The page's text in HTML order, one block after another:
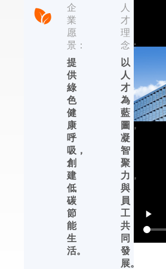
等一體化服務的綜合
性有限公司，位于國
內著名的輕工業制造
基地——杭州，依托
于近年來杭州的國家
信息化試點城市、電
子商務試點城市、集
成電路設計產業化基
地的發展優勢，在除
濕機、加濕器、恒溫
恒濕機及轉輪除濕機
等產品的性能提升、
產品完善、生產管理
等方面，都有領先行
業的發展優勢。
杭州川田電器擁有自
主品牌，中文標識
【友川】，英文標識
【YOTREE】。川田
電器——核心產品 川
企
業
愿
景：
提
供
綠
色
健
康
呼
吸，
創
建
低
碳
節
能
生
活。
人
才
理
念：
以
人
才
為
藍
圖，
凝
智
聚
力，
與
員
工
共
同
發
展。